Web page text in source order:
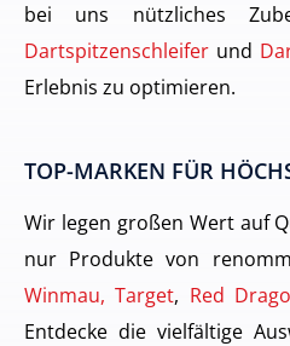
bei uns nützliches
Dartspitzenschleifer und
Erlebnis zu optimieren.
TOP-MARKEN FÜR
Wir legen großen Wert auf
nur Produkte von
Winmau, Target, Red
Entdecke die vielfältige